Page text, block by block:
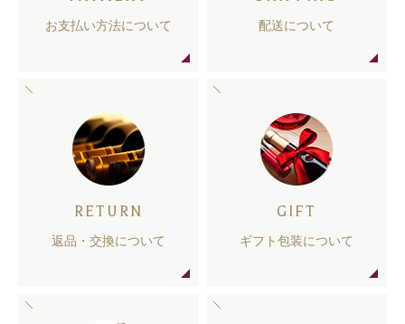
お支払い方法について 配送について
RETURN
返品・交換について
GIFT
ギフト包装について